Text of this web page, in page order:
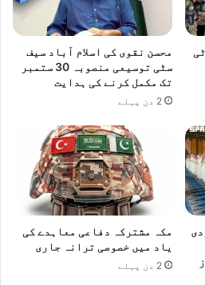
محسن نقوی کی اسلام آباد سیف
سٹی توسیعی منصوبہ 30 ستمبر
تک مکمل کرنے کی ہدایت
2 دن پہلے
مکہ مشترکہ دفاعی معاہدے کی
یاد میں خصوصی ترانہ جاری
2 دن پہلے